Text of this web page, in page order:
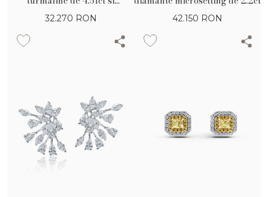
diamante de 0.88ct
32.270 RON 42.150 RON